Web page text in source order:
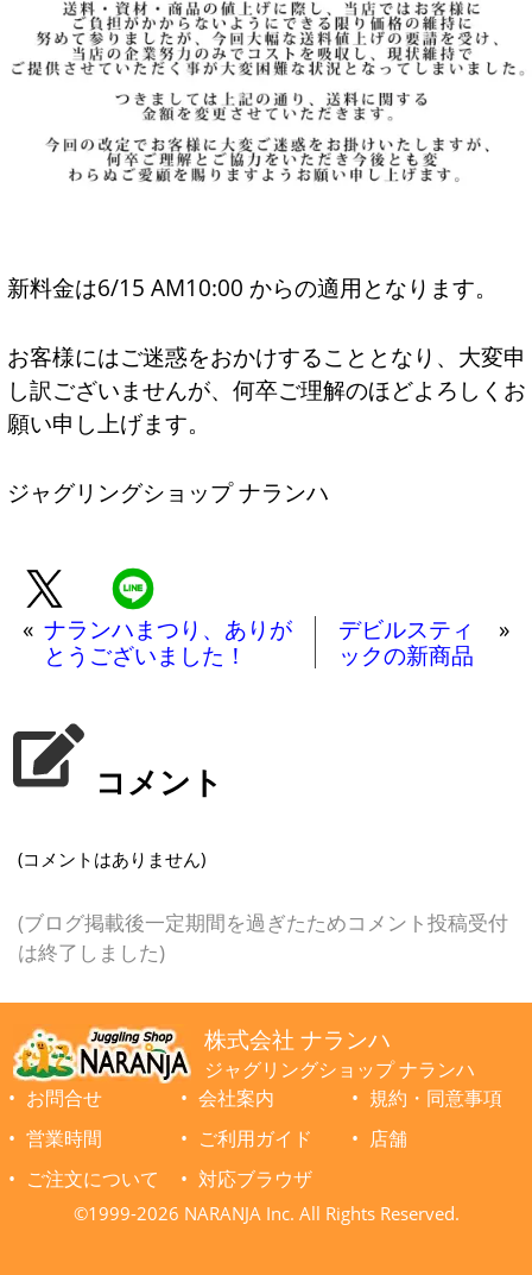
新料金は6/15 AM10:00 からの適用となります。
お客様にはご迷惑をおかけすることとなり、大変申
し訳ございませんが、何卒ご理解のほどよろしくお
願い申し上げます。
ジャグリングショップ ナランハ
« ナランハまつり、ありが
とうございました！
デビルスティ
ックの新商品
»
コメント
(コメントはありません)
(ブログ掲載後一定期間を過ぎたためコメント投稿受付
は終了しました)
株式会社 ナランハ
ジャグリングショップ ナランハ
お問合せ
会社案内
規約・同意事項
営業時間
ご利用ガイド
店舗
ご注文について
対応ブラウザ
©1999-2026 NARANJA Inc. All Rights Reserved.